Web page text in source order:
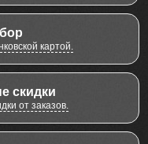
картой.
скидки
от заказов.